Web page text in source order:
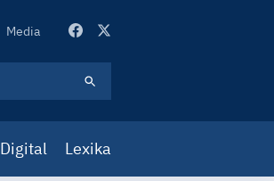
Media
Digital Lexika